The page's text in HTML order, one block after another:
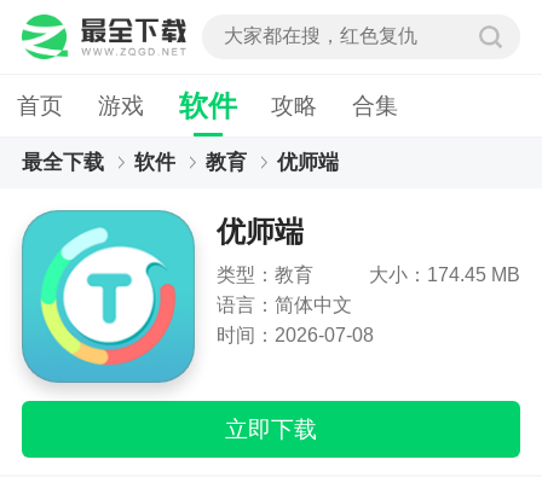
首页 游戏 软件 攻略 合集
最全下载 软件 教育 优师端
优师端
类型：教育
大小：174.45 MB
语言：简体中文
时间：2026-07-08
立即下载